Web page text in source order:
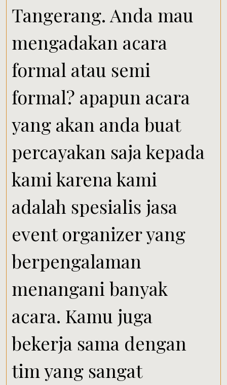
Tangerang. Anda mau
mengadakan acara
formal atau semi
formal? apapun acara
yang akan anda buat
percayakan saja kepada
kami karena kami
adalah spesialis jasa
event organizer yang
berpengalaman
menangani banyak
acara. Kamu juga
bekerja sama dengan
tim yang sangat